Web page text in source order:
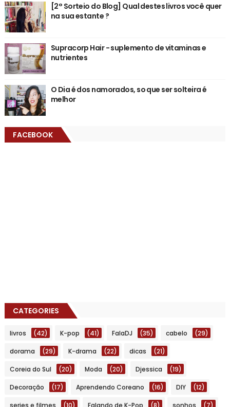
[2° Sorteio do Blog] Qual destes livros você quer
na sua estante ?
Supracorp Hair - suplemento de vitaminas e
nutrientes
O Dia é dos namorados, so que ser solteira é
melhor
FACEBOOK
CATEGORIES
livros (42) K-pop (41) FalaDJ (35) cabelo (29)
dorama (29) K-drama (22) dicas (21)
Coreia do Sul (20) Moda (20) Djessica (19)
Decoração (17) Aprendendo Coreano (16) DIY (12)
series e filmes (10) Falando de K-Pop (8) sonhos (7)